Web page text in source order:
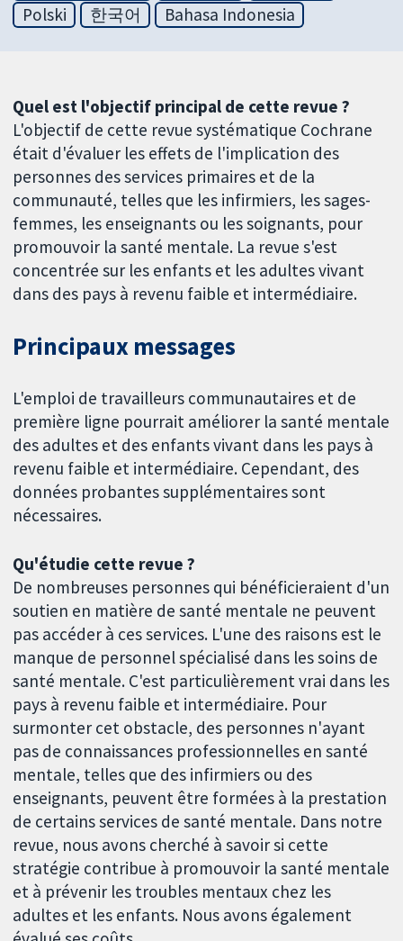
Polski
한국어 Bahasa Indonesia
Quel est l'objectif principal de cette revue ?
L'objectif de cette revue systématique Cochrane
était d'évaluer les effets de l'implication des
personnes des services primaires et de la
communauté, telles que les infirmiers, les sages-
femmes, les enseignants ou les soignants, pour
promouvoir la santé mentale. La revue s'est
concentrée sur les enfants et les adultes vivant
dans des pays à revenu faible et intermédiaire.
Principaux messages
L'emploi de travailleurs communautaires et de
première ligne pourrait améliorer la santé mentale
des adultes et des enfants vivant dans les pays à
revenu faible et intermédiaire. Cependant, des
données probantes supplémentaires sont
nécessaires.
Qu'étudie cette revue ?
De nombreuses personnes qui bénéficieraient d'un
soutien en matière de santé mentale ne peuvent
pas accéder à ces services. L'une des raisons est le
manque de personnel spécialisé dans les soins de
santé mentale. C'est particulièrement vrai dans les
pays à revenu faible et intermédiaire. Pour
surmonter cet obstacle, des personnes n'ayant
pas de connaissances professionnelles en santé
mentale, telles que des infirmiers ou des
enseignants, peuvent être formées à la prestation
de certains services de santé mentale. Dans notre
revue, nous avons cherché à savoir si cette
stratégie contribue à promouvoir la santé mentale
et à prévenir les troubles mentaux chez les
adultes et les enfants. Nous avons également